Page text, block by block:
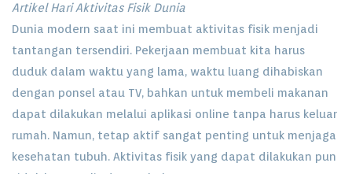
Artikel Hari Aktivitas Fisik Dunia
Dunia modern saat ini membuat aktivitas fisik menjadi
tantangan tersendiri. Pekerjaan membuat kita harus
duduk dalam waktu yang lama, waktu luang dihabiskan
dengan ponsel atau TV, bahkan untuk membeli makanan
dapat dilakukan melalui aplikasi online tanpa harus keluar
rumah. Namun, tetap aktif sangat penting untuk menjaga
kesehatan tubuh. Aktivitas fisik yang dapat dilakukan pun